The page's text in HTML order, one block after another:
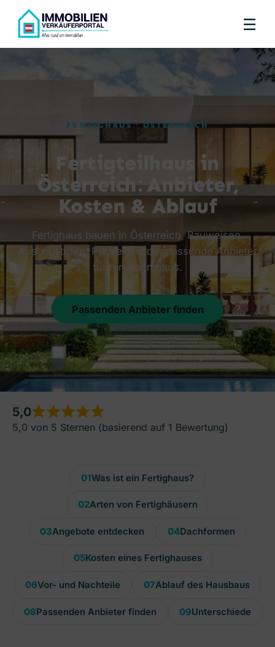
☰
FERTIGHAUS · ÖSTERREICH
Fertigteilhaus in
Österreich: Anbieter,
Kosten & Ablauf
Fertighaus bauen in Österreich, Bauweisen,
Ausbaustufen, Preise und der passende Anbieter
für Ihr Traumhaus.
Passenden Anbieter finden
5,0
5,0 von 5 Sternen (basierend auf 1 Bewertung)
01Was ist ein Fertighaus?
02Arten von Fertighäusern
03Angebote entdecken 04Dachformen
05Kosten eines Fertighauses
06Vor- und Nachteile 07Ablauf des Hausbaus
08Passenden Anbieter finden 09Unterschiede